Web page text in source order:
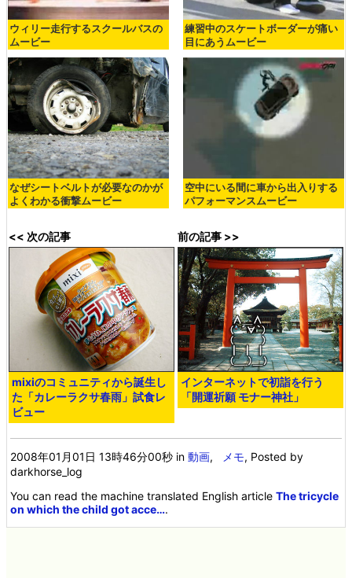
ウィリー走行するスクールバスの
ムービー
練習中のスケートボーダーが痛い
目にあうムービー
なぜシートベルトが必要なのかが
よくわかる衝撃ムービー
空中にいる間に車から出入りする
パフォーマンスムービー
<< 次の記事
mixiのコミュニティから誕生し
た「カレーラクサ春雨」試食レ
ビュー
前の記事 >>
インターネットで初詣を行う
「開運祈願 モナー神社」
2008年01月01日 13時46分00秒 in動画, メモ, Posted by
darkhorse_log
You can read the machine translated English articleThe tricycle
on which the child got acce….